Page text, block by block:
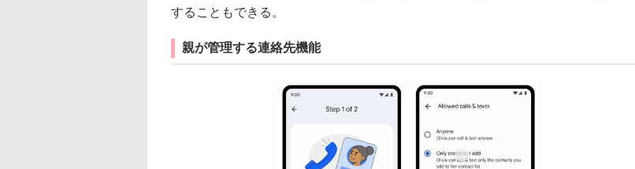
することもできる。
親が管理する連絡先機能